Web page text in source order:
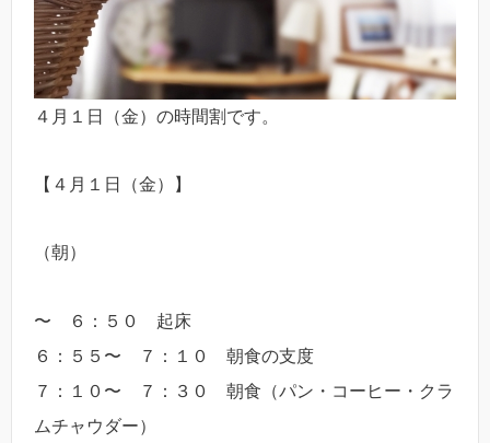
４月１日（金）の時間割です。
【４月１日（金）】
（朝）
〜 ６：５０ 起床
６：５５〜 ７：１０ 朝食の支度
７：１０〜 ７：３０ 朝食（パン・コーヒー・クラ
ムチャウダー）